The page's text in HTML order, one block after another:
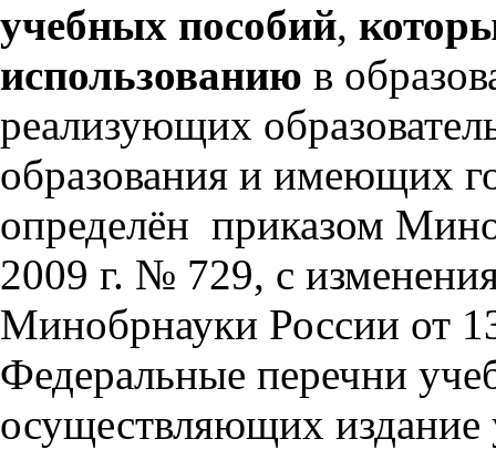
учебных пособий,
использованию в
реализующих
образования и имеющих
определён приказом
2009 г. № 729, с
Минобрнауки России от
Федеральные перечни
осуществляющих